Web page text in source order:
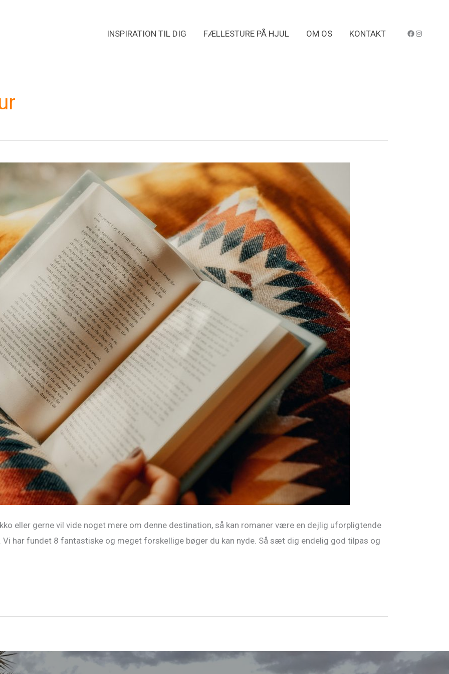
INSPIRATION TIL DIG FÆLLESTURE PÅ HJUL OM OS KONTAKT
eller gerne vil vide noget mere om denne destination, så kan romaner være en dejlig uforpligtende
har fundet 8 fantastiske og meget forskellige bøger du kan nyde. Så sæt dig endelig god tilpas og